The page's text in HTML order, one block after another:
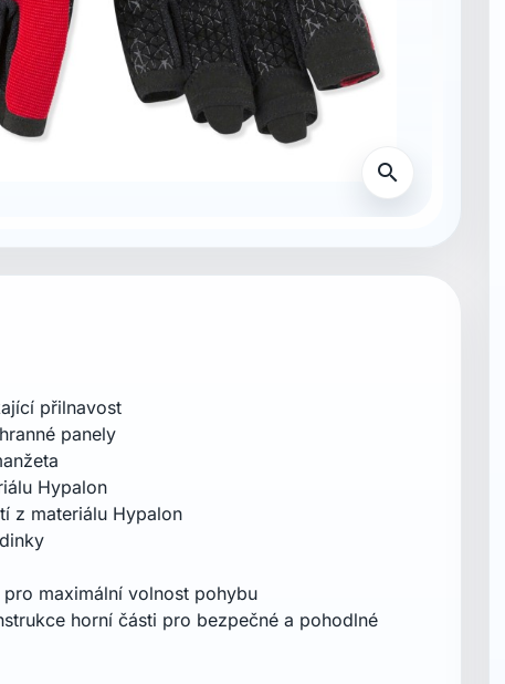
search
přilnavost
panely
Hypalon
z materiálu Hypalon
maximální volnost pohybu
horní části pro bezpečné a pohodlné